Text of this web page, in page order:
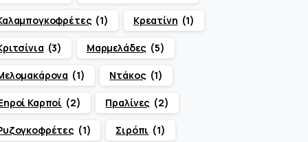
(1) Κρεατίνη (1)
(3) Μαρμελάδες (5)
(1) Ντάκος (1)
Καρποί (2) Πραλίνες (2)
(1) Σιρόπι (1)